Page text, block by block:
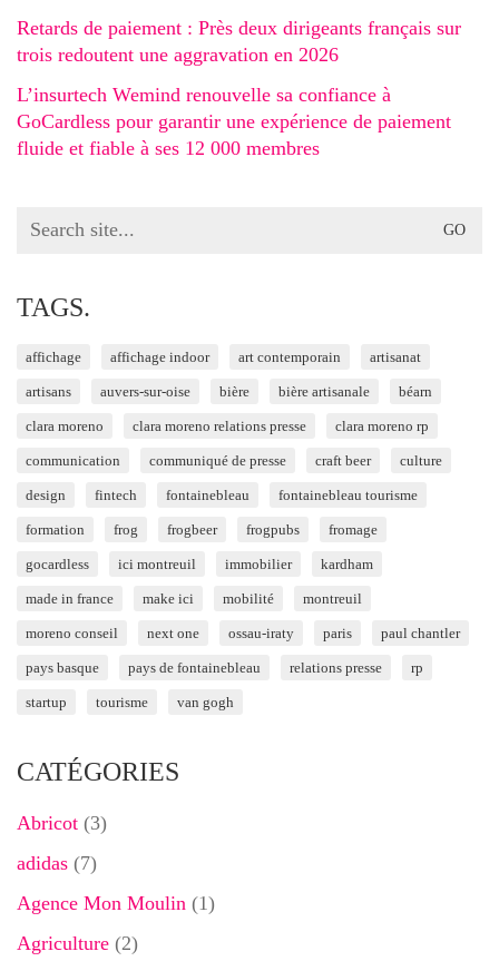
Retards de paiement : Près deux dirigeants français sur
trois redoutent une aggravation en 2026
L’insurtech Wemind renouvelle sa confiance à
GoCardless pour garantir une expérience de paiement
fluide et fiable à ses 12 000 membres
Search
TAGS.
affichage affichage indoor art contemporain artisanat
artisans auvers-sur-oise bière bière artisanale béarn
clara moreno clara moreno relations presse clara moreno rp
communication communiqué de presse craft beer culture
design fintech fontainebleau fontainebleau tourisme
formation frog frogbeer frogpubs fromage
gocardless ici montreuil immobilier kardham
made in france make ici mobilité montreuil
moreno conseil next one ossau-iraty paris paul chantler
pays basque pays de fontainebleau relations presse rp
startup tourisme van gogh
CATÉGORIES
Abricot (3)
adidas (7)
Agence Mon Moulin (1)
Agriculture (2)